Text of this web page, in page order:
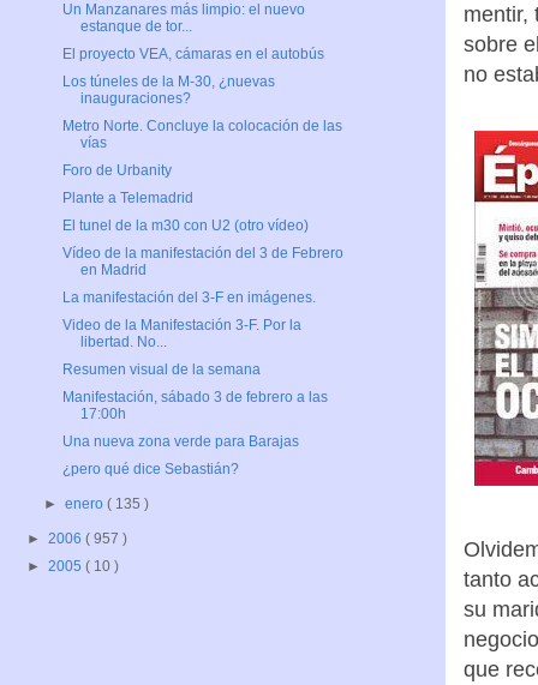
mentir,
sobre
no
tanto
su
que
Un Manzanares más limpio: el nuevo
estanque de tor...
El proyecto VEA, cámaras en el autobús
Los túneles de la M-30, ¿nuevas
inauguraciones?
Metro Norte. Concluye la colocación de las
vías
Foro de Urbanity
Plante a Telemadrid
El tunel de la m30 con U2 (otro vídeo)
Vídeo de la manifestación del 3 de Febrero
en Madrid
La manifestación del 3-F en imágenes.
Video de la Manifestación 3-F. Por la
libertad. No...
Resumen visual de la semana
Manifestación, sábado 3 de febrero a las
17:00h
Una nueva zona verde para Barajas
¿pero qué dice Sebastián?
►enero( 135 )
► 2006 ( 957 )
► 2005 ( 10 )